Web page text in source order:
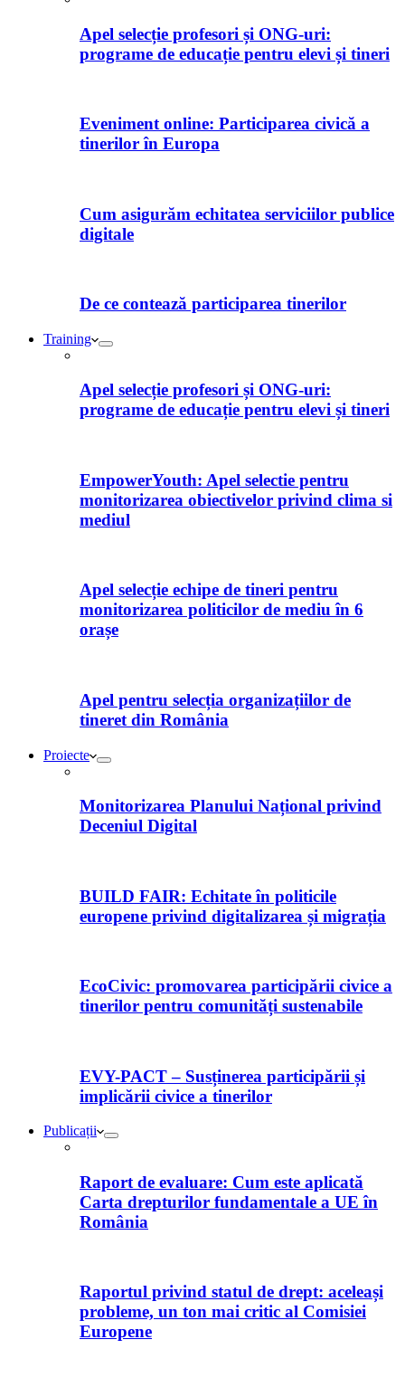
Apel selecție profesori și ONG-uri:
programe de educație pentru elevi și tineri
Eveniment online: Participarea civică a
tinerilor în Europa
Cum asigurăm echitatea serviciilor publice
digitale
De ce contează participarea tinerilor
Training
Apel selecție profesori și ONG-uri:
programe de educație pentru elevi și tineri
EmpowerYouth: Apel selectie pentru
monitorizarea obiectivelor privind clima si
mediul
Apel selecție echipe de tineri pentru
monitorizarea politicilor de mediu în 6
orașe
Apel pentru selecția organizațiilor de
tineret din România
Proiecte
Monitorizarea Planului Național privind
Deceniul Digital
BUILD FAIR: Echitate în politicile
europene privind digitalizarea și migrația
EcoCivic: promovarea participării civice a
tinerilor pentru comunități sustenabile
EVY-PACT – Susținerea participării și
implicării civice a tinerilor
Publicații
Raport de evaluare: Cum este aplicată
Carta drepturilor fundamentale a UE în
România
Raportul privind statul de drept: aceleași
probleme, un ton mai critic al Comisiei
Europene